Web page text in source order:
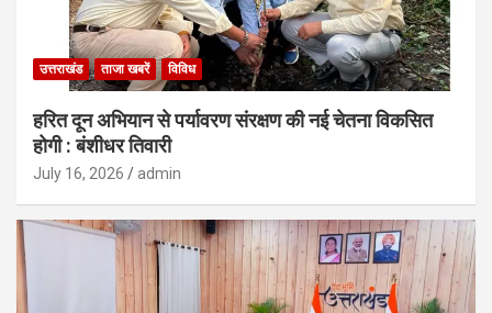
उत्तराखंड ताजा खबरें विविध
हरित दून अभियान से पर्यावरण संरक्षण की नई चेतना विकसित
होगी : बंशीधर तिवारी
July 16, 2026 admin